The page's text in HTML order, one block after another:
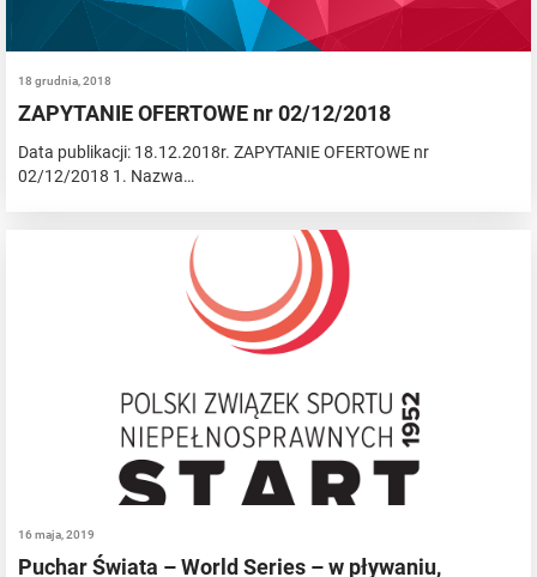
18 grudnia, 2018
ZAPYTANIE OFERTOWE nr 02/12/2018
Data publikacji: 18.12.2018r. ZAPYTANIE OFERTOWE nr
02/12/2018 1. Nazwa…
16 maja, 2019
Puchar Świata – World Series – w pływaniu,